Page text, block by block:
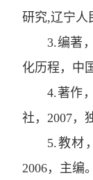
研究,辽宁人
3.编著 ，
化历程 ， 中
4.著作
社 ， 2007，
5.教材 ，
2006， 主编。